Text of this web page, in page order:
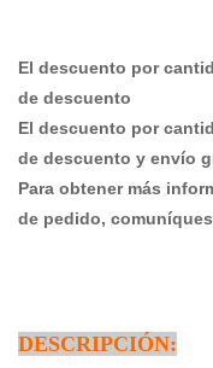
El descuento por
de descuento
El descuento por
de descuento y envío
Para obtener más
de pedido,
DESCRIPCIÓN: